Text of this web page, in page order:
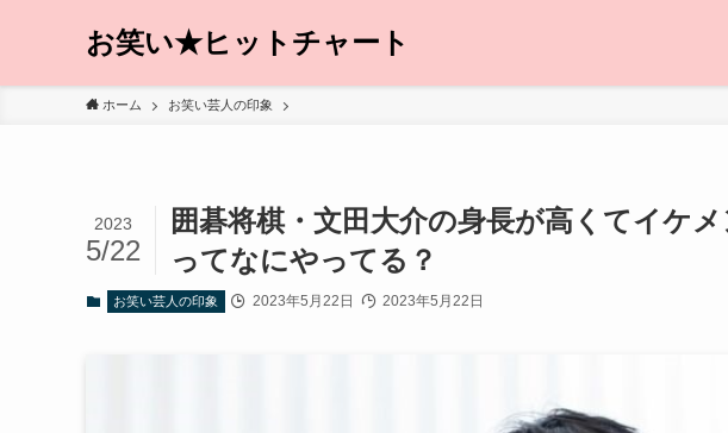
お笑い★ヒットチャート
ホーム お笑い芸人の印象
囲碁将棋・文田大介の身長が高くてイケ
ってなにやってる？
2023
5/22
お笑い芸人の印象 2023年5月22日 2023年5月22日